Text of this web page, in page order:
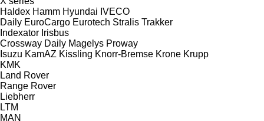
Haldex Hamm Hyundai IVECO
Daily EuroCargo Eurotech Stralis Trakker
Indexator Irisbus
Crossway Daily Magelys Proway
Isuzu KamAZ Kissling Knorr-Bremse Krone Krupp
KMK
Land Rover
Range Rover
Liebherr
LTM
MAN